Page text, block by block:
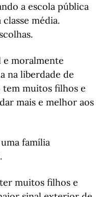
a escola pública
média.
e moralmente
na liberdade de
tem muitos filhos e
mais e melhor aos
família
muitos filhos e